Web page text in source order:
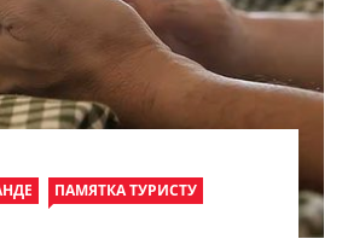
ПАМЯТКА ТУРИСТУ